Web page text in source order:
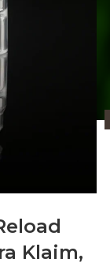
Klaim,